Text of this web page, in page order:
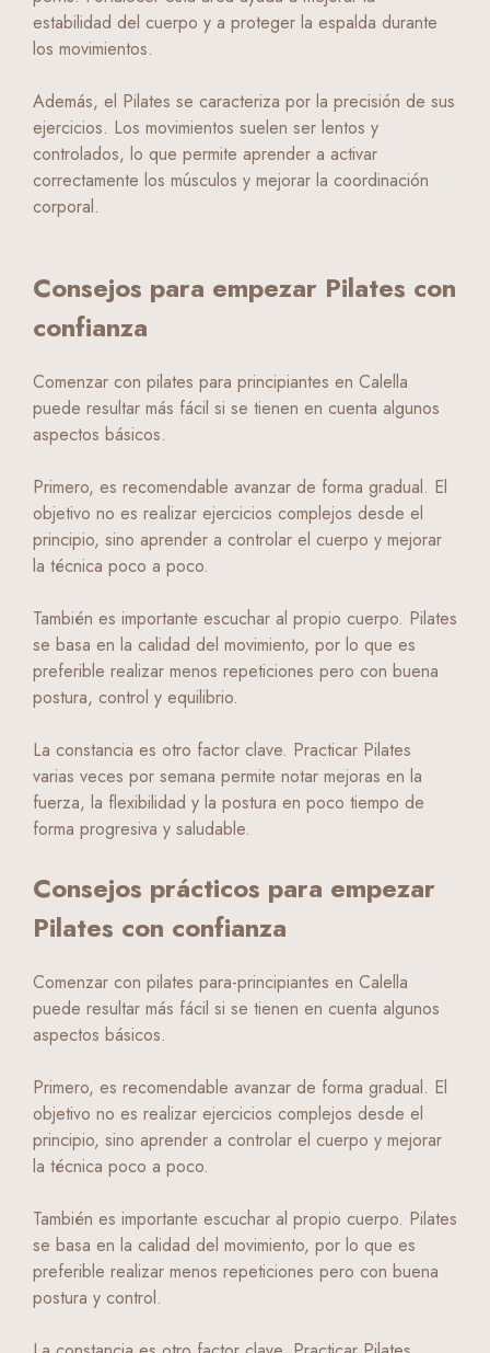
estabilidad del cuerpo y a proteger la espalda durante
los movimientos.
Además, el Pilates se caracteriza por la precisión de sus
ejercicios. Los movimientos suelen ser lentos y
controlados, lo que permite aprender a activar
correctamente los músculos y mejorar la coordinación
corporal.
Consejos para empezar Pilates con
confianza
Comenzar con pilates para principiantes en Calella
puede resultar más fácil si se tienen en cuenta algunos
aspectos básicos.
Primero, es recomendable avanzar de forma gradual. El
objetivo no es realizar ejercicios complejos desde el
principio, sino aprender a controlar el cuerpo y mejorar
la técnica poco a poco.
También es importante escuchar al propio cuerpo. Pilates
se basa en la calidad del movimiento, por lo que es
preferible realizar menos repeticiones pero con buena
postura, control y equilibrio.
La constancia es otro factor clave. Practicar Pilates
varias veces por semana permite notar mejoras en la
fuerza, la flexibilidad y la postura en poco tiempo de
forma progresiva y saludable.
Consejos prácticos para empezar
Pilates con confianza
Comenzar con pilates para-principiantes en Calella
puede resultar más fácil si se tienen en cuenta algunos
aspectos básicos.
Primero, es recomendable avanzar de forma gradual. El
objetivo no es realizar ejercicios complejos desde el
principio, sino aprender a controlar el cuerpo y mejorar
la técnica poco a poco.
También es importante escuchar al propio cuerpo. Pilates
se basa en la calidad del movimiento, por lo que es
preferible realizar menos repeticiones pero con buena
postura y control.